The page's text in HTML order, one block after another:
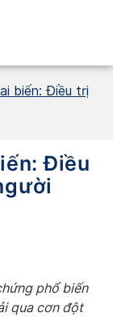
biến: Điều trị
Điều
phổ biến
qua cơn đột